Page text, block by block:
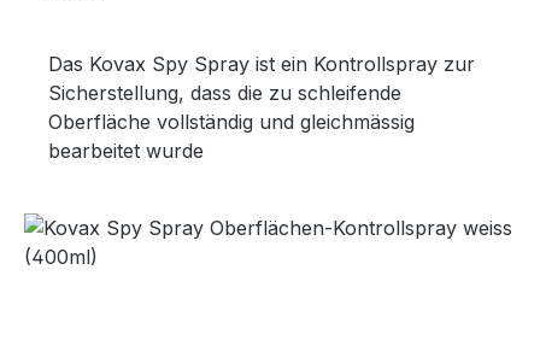
Das Kovax Spy Spray ist ein Kontrollspray zur
Sicherstellung, dass die zu schleifende
Oberfläche vollständig und gleichmässig
bearbeitet wurde
Bildergalerie überspringen